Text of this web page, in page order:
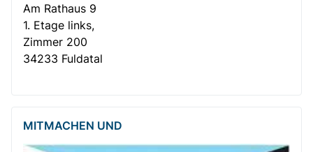
Am Rathaus 9
1. Etage links,
Zimmer 200
34233 Fuldatal
MITMACHEN UND